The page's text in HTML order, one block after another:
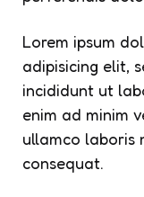
Lorem ipsum
adipisicing elit,
incididunt ut
enim ad minim
ullamco laboris
consequat.